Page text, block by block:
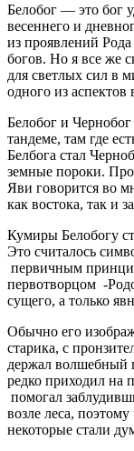
Белобог — это бог
весеннего и
из проявлений
богов. Но я все же
для светлых сил в
одного из аспектов
Белобог и Чернобог
тандеме, там где
Белбога стал
земные пороки.
Яви говорится во
как востока, так и
Кумиры Белобогу
Это считалось
первичным
первотворцом -
сущего, а только
Обычно его
старика, с
держал волшебный
редко приходил
помогал
возле леса,
некоторые стали